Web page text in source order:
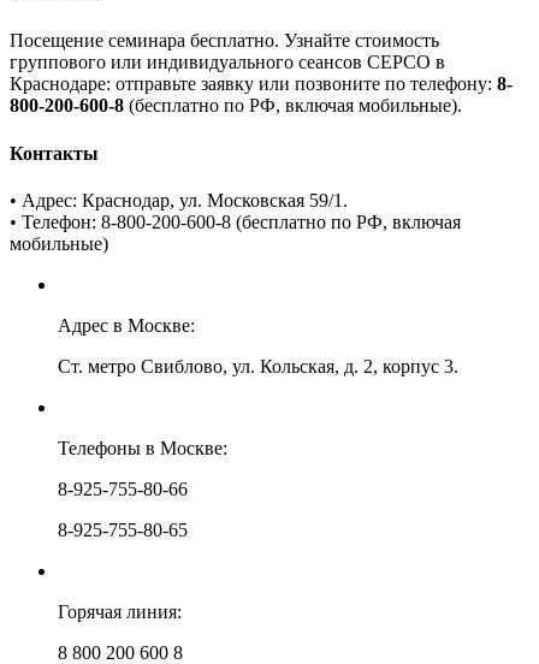
Посещение семинара бесплатно. Узнайте стоимость
группового или индивидуального сеансов СЕРСО в
Краснодаре: отправьте заявку или позвоните по телефону: 8-
800-200-600-8 (бесплатно по РФ, включая мобильные).
Контакты
• Адрес: Краснодар, ул. Московская 59/1.
• Телефон: 8-800-200-600-8 (бесплатно по РФ, включая
мобильные)
Адрес в Москве:
Ст. метро Свиблово, ул. Кольская, д. 2, корпус 3.
Телефоны в Москве:
8-925-755-80-66
8-925-755-80-65
Горячая линия:
8 800 200 600 8